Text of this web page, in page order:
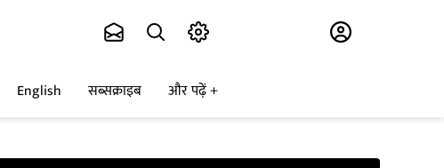
English सब्सक्राइब और पढ़ें